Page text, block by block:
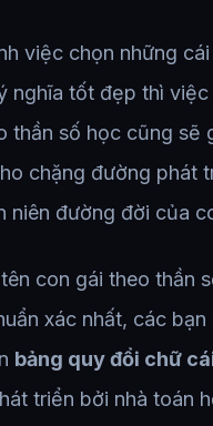
việc chọn những
nghĩa tốt đẹp thì
thần số học cũng sẽ
chặng đường phát
niên đường đời của
con gái theo thần
xác nhất, các bạn
bảng quy đổi chữ
triển bởi nhà toán